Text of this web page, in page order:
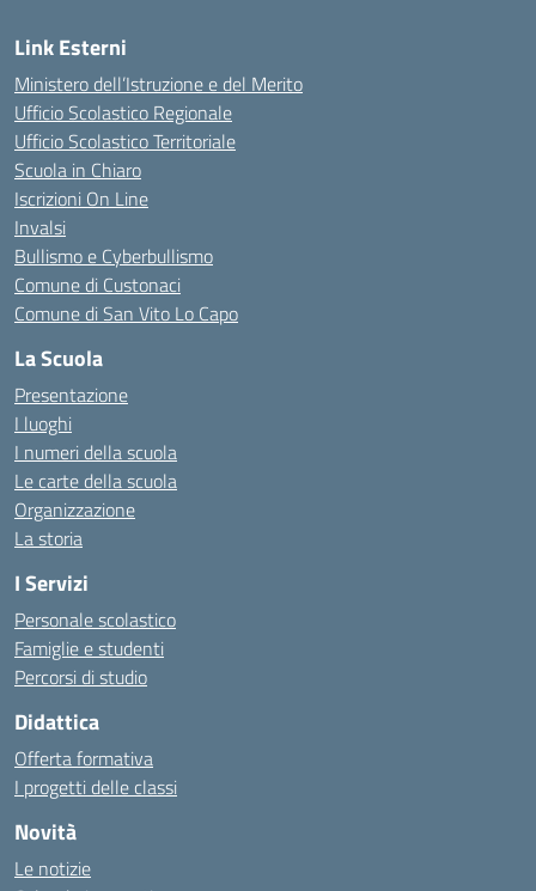
Link Esterni
Ministero dell’Istruzione e del Merito
Ufficio Scolastico Regionale
Ufficio Scolastico Territoriale
Scuola in Chiaro
Iscrizioni On Line
Invalsi
Bullismo e Cyberbullismo
Comune di Custonaci
Comune di San Vito Lo Capo
La Scuola
Presentazione
I luoghi
I numeri della scuola
Le carte della scuola
Organizzazione
La storia
I Servizi
Personale scolastico
Famiglie e studenti
Percorsi di studio
Didattica
Offerta formativa
I progetti delle classi
Novità
Le notizie